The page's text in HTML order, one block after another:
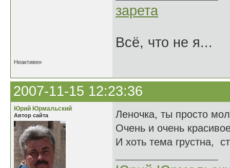
зарета
Всё, что не я...
Неактивен
2007-11-15 12:23:36
Юрий Юрмальский
Автор сайта
Леночка, ты просто
Очень и очень
И хоть тема грустна,